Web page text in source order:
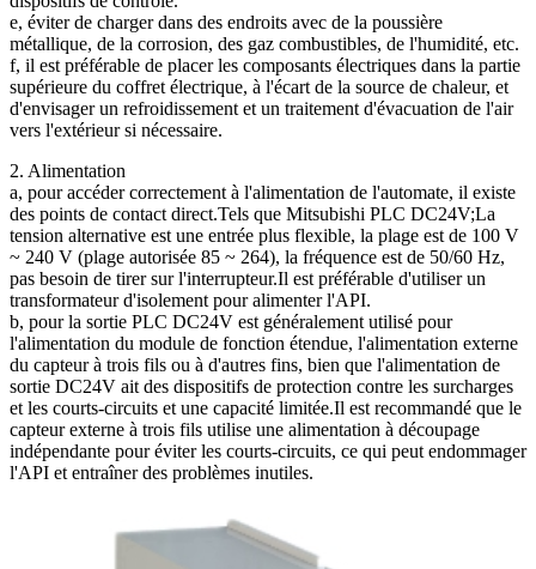
e, éviter de charger dans des endroits avec de la poussière
métallique, de la corrosion, des gaz combustibles, de l'humidité, etc.
f, il est préférable de placer les composants électriques dans la partie
supérieure du coffret électrique, à l'écart de la source de chaleur, et
d'envisager un refroidissement et un traitement d'évacuation de l'air
vers l'extérieur si nécessaire.
2. Alimentation
a, pour accéder correctement à l'alimentation de l'automate, il existe
des points de contact direct.Tels que Mitsubishi PLC DC24V;La
tension alternative est une entrée plus flexible, la plage est de 100 V
~ 240 V (plage autorisée 85 ~ 264), la fréquence est de 50/60 Hz,
pas besoin de tirer sur l'interrupteur.Il est préférable d'utiliser un
transformateur d'isolement pour alimenter l'API.
b, pour la sortie PLC DC24V est généralement utilisé pour
l'alimentation du module de fonction étendue, l'alimentation externe
du capteur à trois fils ou à d'autres fins, bien que l'alimentation de
sortie DC24V ait des dispositifs de protection contre les surcharges
et les courts-circuits et une capacité limitée.Il est recommandé que le
capteur externe à trois fils utilise une alimentation à découpage
indépendante pour éviter les courts-circuits, ce qui peut endommager
l'API et entraîner des problèmes inutiles.